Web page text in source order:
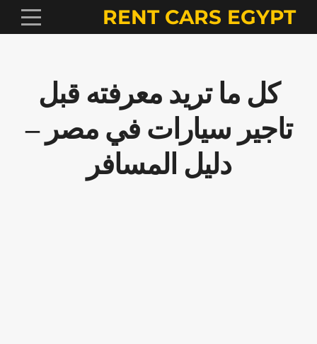
RENT CARS EGYPT
كل ما تريد معرفته قبل
تاجير سيارات في مصر –
دليل المسافر